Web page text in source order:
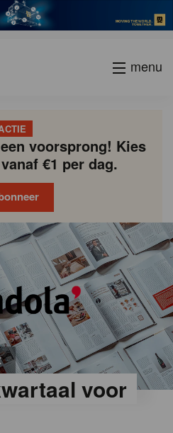
menu
voorsprong! Kies
€1 per dag.
voor